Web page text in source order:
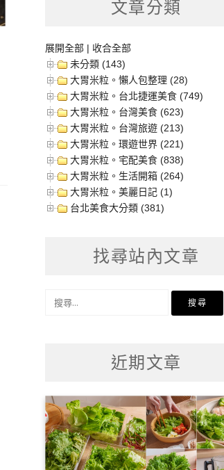
文章分類
展開全部 | 收合全部
未分類 (143)
大胃米粒。懶人包整理 (28)
大胃米粒。台北捷運美食 (749)
大胃米粒。台灣美食 (623)
大胃米粒。台灣旅遊 (213)
大胃米粒。環遊世界 (221)
大胃米粒。宅配美食 (838)
大胃米粒。生活開箱 (264)
大胃米粒。美麗日記 (1)
台北美食大分類 (381)
找尋站內文章
近期文章